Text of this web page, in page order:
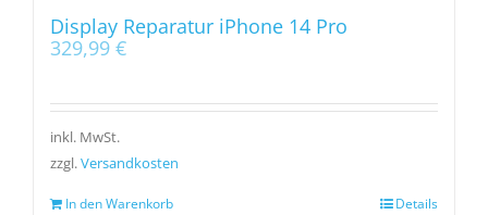
Display Reparatur iPhone 14 Pro
329,99 €
inkl. MwSt.
zzgl.Versandkosten
In den Warenkorb Details